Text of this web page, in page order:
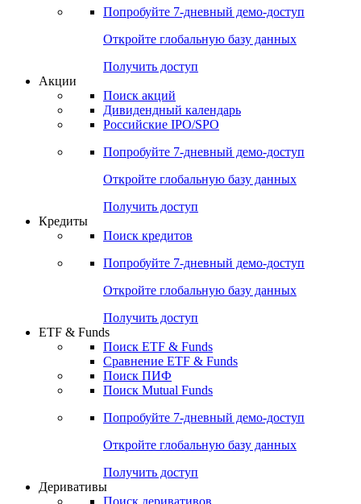
Попробуйте 7-дневный демо-доступ
Откройте глобальную базу данных
Получить доступ
Акции
Поиск акций
Дивидендный календарь
Российские IPO/SPO
Попробуйте 7-дневный демо-доступ
Откройте глобальную базу данных
Получить доступ
Кредиты
Поиск кредитов
Попробуйте 7-дневный демо-доступ
Откройте глобальную базу данных
Получить доступ
ETF & Funds
Поиск ETF & Funds
Сравнение ETF & Funds
Поиск ПИФ
Поиск Mutual Funds
Попробуйте 7-дневный демо-доступ
Откройте глобальную базу данных
Получить доступ
Деривативы
Поиск деривативов